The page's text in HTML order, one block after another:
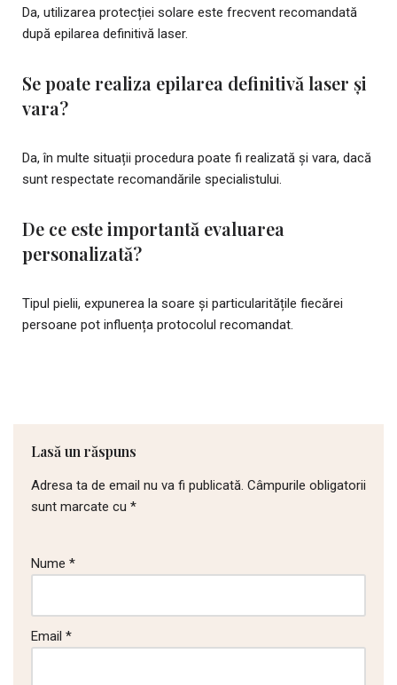
Da, utilizarea protecției solare este frecvent recomandată
după epilarea definitivă laser.
Se poate realiza epilarea definitivă laser și
vara?
Da, în multe situații procedura poate fi realizată și vara, dacă
sunt respectate recomandările specialistului.
De ce este importantă evaluarea
personalizată?
Tipul pielii, expunerea la soare și particularitățile fiecărei
persoane pot influența protocolul recomandat.
Lasă un răspuns
Adresa ta de email nu va fi publicată. Câmpurile obligatorii
sunt marcate cu *
Nume *
Email *